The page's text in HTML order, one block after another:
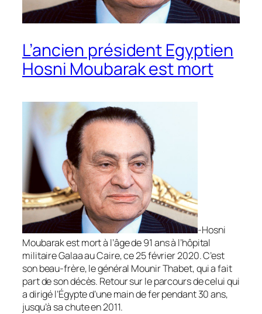
L’ancien président Egyptien
Hosni Moubarak est mort
-Hosni
Moubarak est mort à l’âge de 91 ans à l’hôpital
militaire Galaa au Caire, ce 25 février 2020. C’est
son beau-frère, le général Mounir Thabet, qui a fait
part de son décès. Retour sur le parcours de celui qui
a dirigé l’Égypte d’une main de fer pendant 30 ans,
jusqu’à sa chute en 2011.